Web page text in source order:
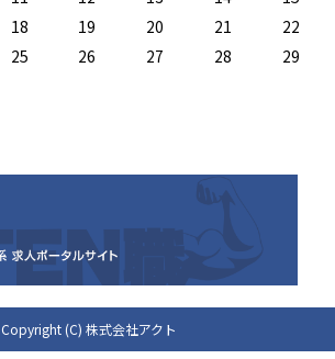
18 19 20 21
22
25 26 27 28
29
Copyright (C) 株式会社アクト